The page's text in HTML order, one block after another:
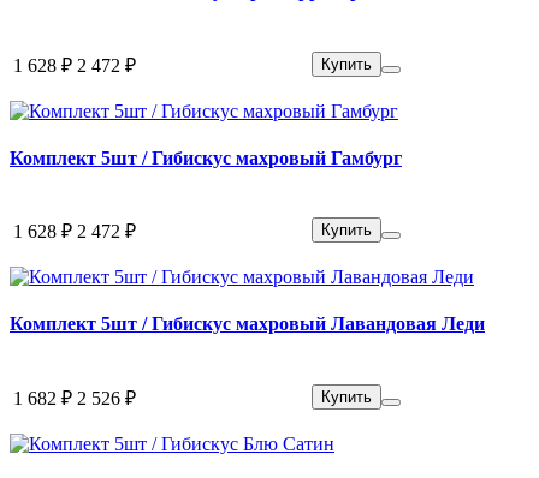
1 628 ₽ 2 472 ₽ Купить
Комплект 5шт / Гибискус махровый Гамбург
1 628 ₽ 2 472 ₽ Купить
Комплект 5шт / Гибискус махровый Лавандовая Леди
1 682 ₽ 2 526 ₽ Купить